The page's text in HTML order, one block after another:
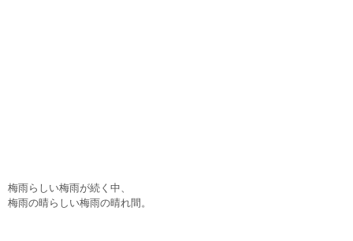
梅雨らしい梅雨が続く中、
梅雨の晴らしい梅雨の晴れ間。